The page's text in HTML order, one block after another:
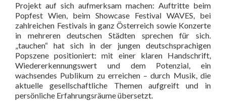
Projekt auf sich aufmerksam machen: Auftritte beim
Popfest Wien, beim Showcase Festival WAVES, bei
zahlreichen Festivals in ganz Österreich sowie Konzerte
in mehreren deutschen Städten sprechen für sich.
„tauchen“ hat sich in der jungen deutschsprachigen
Popszene positioniert: mit einer klaren Handschrift,
Wiedererkennungswert und dem Potenzial, ein
wachsendes Publikum zu erreichen – durch Musik, die
aktuelle gesellschaftliche Themen aufgreift und in
persönliche Erfahrungsräume übersetzt.